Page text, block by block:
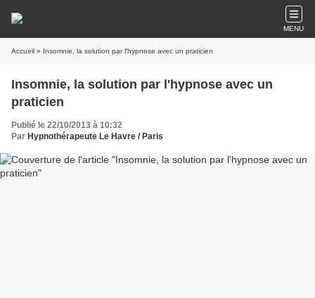
MENU
Accueil » Insomnie, la solution par l'hypnose avec un praticien
Insomnie, la solution par l'hypnose avec un
praticien
Publié le 22/10/2013 à 10:32
Par Hypnothérapeute Le Havre / Paris